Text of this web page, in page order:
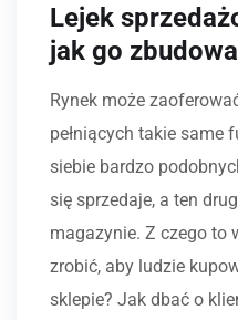
Lejek
jak go
Rynek może
pełniących takie same
siebie bardzo
się sprzedaje, a ten
magazynie. Z czego to
zrobić, aby ludzie
sklepie? Jak dbać o